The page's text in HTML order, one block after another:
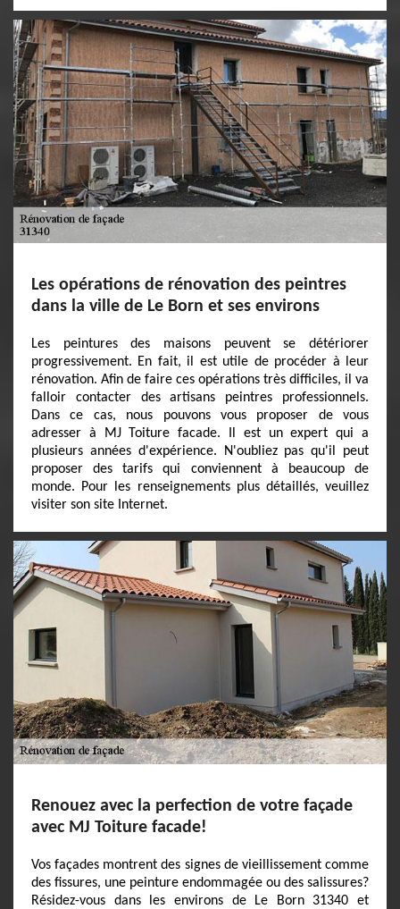
Les opérations de rénovation des peintres
dans la ville de Le Born et ses environs
Les peintures des maisons peuvent se détériorer
progressivement. En fait, il est utile de procéder à leur
rénovation. Afin de faire ces opérations très difficiles, il va
falloir contacter des artisans peintres professionnels.
Dans ce cas, nous pouvons vous proposer de vous
adresser à MJ Toiture facade. Il est un expert qui a
plusieurs années d'expérience. N'oubliez pas qu'il peut
proposer des tarifs qui conviennent à beaucoup de
monde. Pour les renseignements plus détaillés, veuillez
visiter son site Internet.
Renouez avec la perfection de votre façade
avec MJ Toiture facade!
Vos façades montrent des signes de vieillissement comme
des fissures, une peinture endommagée ou des salissures?
Résidez-vous dans les environs de Le Born 31340 et